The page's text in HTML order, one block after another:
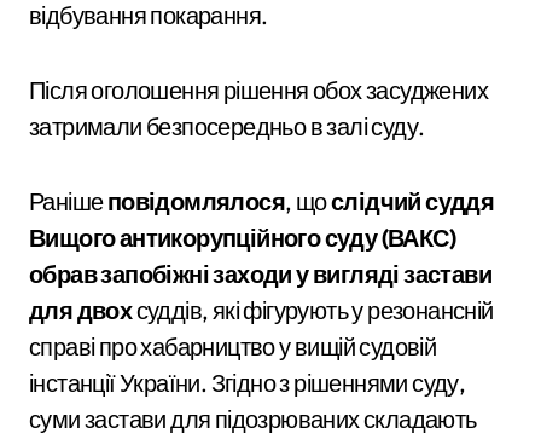
відбування покарання.
Після оголошення рішення обох засуджених
затримали безпосередньо в залі суду.
Ранішеповідомлялося, щослідчий суддя
Вищого антикорупційного суду (ВАКС)
обрав запобіжні заходи у вигляді застави
для двохсуддів, які фігурують у резонансній
справі про хабарництво у вищій судовій
інстанції України. Згідно з рішеннями суду,
суми застави для підозрюваних складають